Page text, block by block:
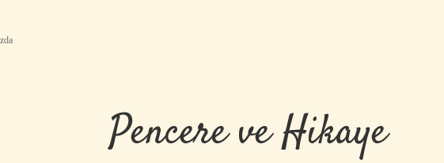
Pencere ve Hikaye